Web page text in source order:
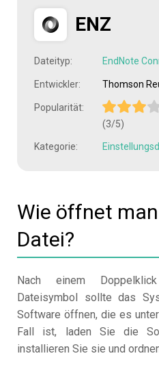
ENZ
Dateityp: EndNote
Entwickler: Thomson
Popularität:
(3/5)
Kategorie:
Wie öffnet
Datei?
Nach einem
Dateisymbol sollte das
Software öffnen, die es
Fall ist, laden Sie die
installieren Sie sie und